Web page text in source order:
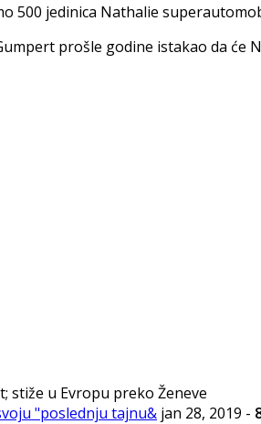
500 jedinica Nathalie
prošle godine istakao da će
"poslednju tajnu& jan 28, 2019 -